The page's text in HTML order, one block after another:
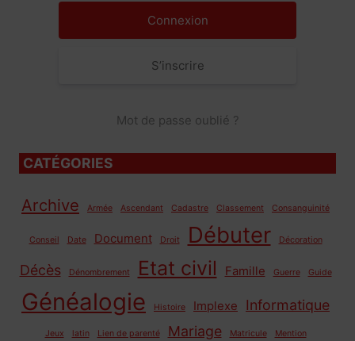
S’inscrire
Mot de passe oublié ?
CATÉGORIES
Archive Armée Ascendant Cadastre Classement Consanguinité
Conseil Date Document Droit Débuter Décoration
Décès Dénombrement Etat civil Famille Guerre Guide
Généalogie Histoire Implexe Informatique
Jeux latin Lien de parenté Mariage Matricule Mention